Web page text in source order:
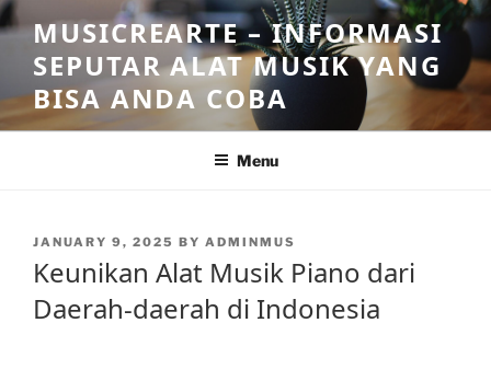
Skip
to
content
MUSICREARTE – INFORMASI
SEPUTAR ALAT MUSIK YANG
BISA ANDA COBA
Menu
POSTED
JANUARY 9, 2025 BY ADMINMUS
Keunikan Alat Musik Piano dari
Daerah-daerah di Indonesia